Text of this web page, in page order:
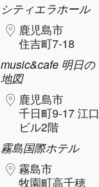
シティエラホール
鹿児島市
住吉町7-18
music&cafe 明日の
地図
鹿児島市
千日町9-17 江口
ビル2階
霧島国際ホテル
霧島市
牧園町高千穂